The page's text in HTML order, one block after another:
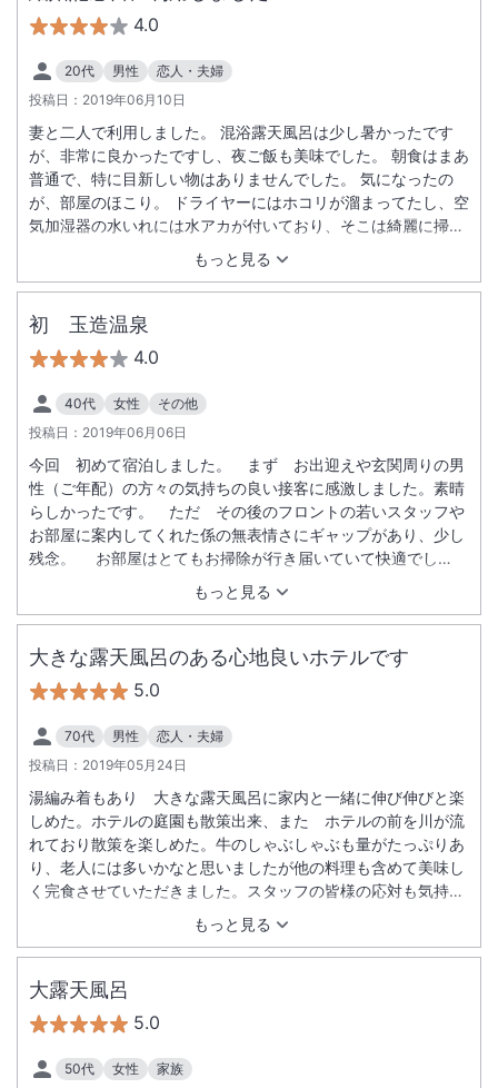
4.0
20代 男性
恋人・夫婦
投稿日： 2019年06月10日
もっと見る
妻と二人で利用しました。 混浴露天風呂は少し暑かったです
が、非常に良かったですし、夜ご飯も美味でした。 朝食はまあ
普通で、特に目新しい物はありませんでした。 気になったの
が、部屋のほこり。 ドライヤーにはホコリが溜まってたし、空
気加湿器の水いれには水アカが付いており、そこは綺麗に掃除
してほしいところ。 あまり細部までは見てない感じですかね。
初 玉造温泉
4.0
40代 女性
その他
投稿日： 2019年06月06日
もっと見る
今回 初めて宿泊しました。 まず お出迎えや玄関周りの男
性（ご年配）の方々の気持ちの良い接客に感激しました。素晴
らしかったです。 ただ その後のフロントの若いスタッフや
お部屋に案内してくれた係の無表情さにギャップがあり、少し
残念。 お部屋はとてもお掃除が行き届いていて快適でし
た。 また 夜は天皇陛下が宿泊されたお部屋などをゆっくり
観ることができて貴重な経験ができました。 温泉のお湯を持ち
帰れるように容器を用意しておいてるのも嬉しかったです。ま
た次回も泊まりに行きたいと思います。
大きな露天風呂のある心地良いホテルです
5.0
70代 男性
恋人・夫婦
投稿日： 2019年05月24日
もっと見る
湯編み着もあり 大きな露天風呂に家内と一緒に伸び伸びと楽
しめた。ホテルの庭園も散策出来、また ホテルの前を川が流
れており散策を楽しめた。牛のしゃぶしゃぶも量がたっぷりあ
り、老人には多いかなと思いましたが他の料理も含めて美味し
く完食させていただきました。スタッフの皆様の応対も気持ち
良く山陰に来た際はまた利用させていただきます。
大露天風呂
5.0
50代 女性
家族